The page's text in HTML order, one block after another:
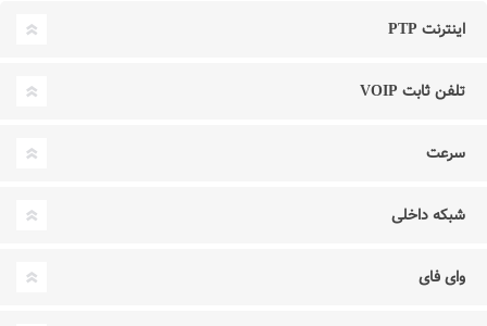
اینترنت PTP
تلفن ثابت VOIP
سرعت
شبکه داخلی
وای فای